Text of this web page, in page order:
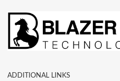
ADDITIONAL LINKS